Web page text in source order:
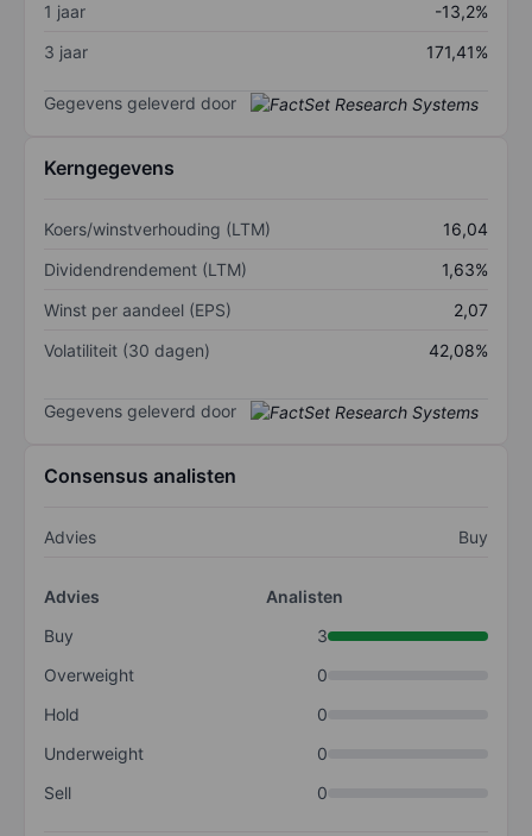
1 jaar
-13,2%
3 jaar
171,41%
Gegevens geleverd door
Kerngegevens
Koers/winstverhouding (LTM)
16,04
Dividendrendement (LTM)
1,63%
Winst per aandeel (EPS)
2,07
Volatiliteit (30 dagen)
42,08%
Gegevens geleverd door
Consensus analisten
Advies Buy
Advies
Analisten
Buy
3
Overweight
0
Hold
0
Underweight
0
Sell
0